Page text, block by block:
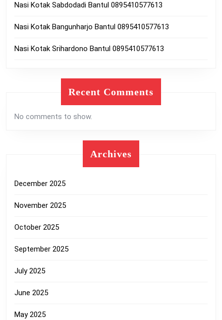
Nasi Kotak Sabdodadi Bantul 0895410577613
Nasi Kotak Bangunharjo Bantul 0895410577613
Nasi Kotak Srihardono Bantul 0895410577613
Recent Comments
No comments to show.
Archives
December 2025
November 2025
October 2025
September 2025
July 2025
June 2025
May 2025